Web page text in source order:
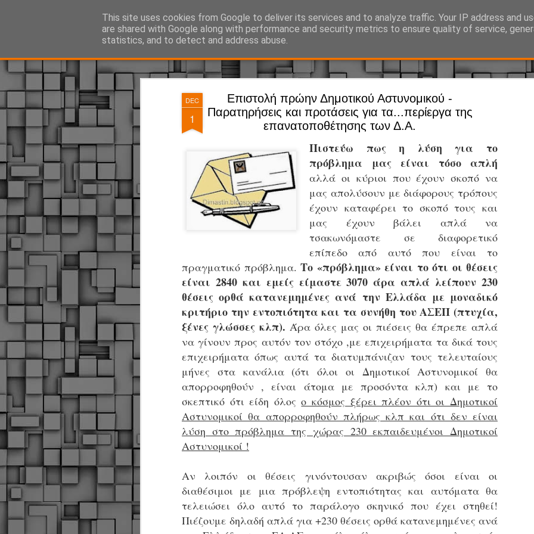
DEC
1
Επιστολή πρώην Δημοτικού Αστυνομικού -
Παρατηρήσεις και προτάσεις για τα...περίεργα της
επανατοποθέτησης των Δ.Α.
Πιστεύω πως η λύση για το
πρόβλημα μας είναι τόσο απλή
αλλά οι κύριοι που έχουν σκοπό να
μας απολύσουν με διάφορους τρόπους
έχουν καταφέρει το σκοπό τους και
μας έχουν βάλει απλά να
τσακωνόμαστε σε διαφορετικό
επίπεδο από αυτό που είναι το
πραγματικό πρόβλημα. Το «πρόβλημα» είναι το ότι οι θέσεις
είναι 2840 και εμείς είμαστε 3070 άρα απλά λείπουν 230
θέσεις ορθά κατανεμημένες ανά την Ελλάδα με μοναδικό
κριτήριο την εντοπιότητα και τα συνήθη του ΑΣΕΠ (πτυχία,
ξένες γλώσσες κλπ). Άρα όλες μας οι πιέσεις θα έπρεπε απλά
να γίνουν προς αυτόν τον στόχο ,με επιχειρήματα τα δικά τους
επιχειρήματα όπως αυτά τα διατυμπάνιζαν τους τελευταίους
μήνες στα κανάλια (ότι όλοι οι Δημοτικοί Αστυνομικοί θα
απορροφηθούν , είναι άτομα με προσόντα κλπ) και με το
σκεπτικό ότι είδη όλοςο κόσμος ξέρει πλέον ότι οι Δημοτικοί
Αστυνομικοί θα απορροφηθούν πλήρως κλπ και ότι δεν είναι
λύση στο πρόβλημα της χώρας 230 εκπαιδευμένοι Δημοτικοί
Αστυνομικοί !
Αν λοιπόν οι θέσεις γινόντουσαν ακριβώς όσοι είναι οι
διαθέσιμοι με μια πρόβλεψη εντοπιότητας και αυτόματα θα
τελειώσει όλο αυτό το παράλογο σκηνικό που έχει στηθεί!
Πιέζουμε δηλαδή απλά για +230 θέσεις ορθά κατανεμημένες ανά
This site uses cookies from Google to deliver its services and to analyze traffic. Your IP address and
are shared with Google along with performance and security metrics to ensure quality of service,
statistics, and to detect and address abuse.
ΔΗΜΟΤΙΚΗ ΑΣΤΥΝΟΜΙΑ, τα νέα! Ό, τι συμβαίνει γύρω από τη Δημοτική Αστυνομία, την τοπική
JUL
Άργος -
Με
Ξεκινά επίσημα η
Η Δημοτική Αστυνομία
καθώς από την 1η
επιχειρησιακή
παρουσία του Δήμου
χώρους.
Η νέα υπηρεσία θα
εκπαιδευμένους
ήδη ολοκληρώσει την
είναι έτοιμοι να
Στο πλαίσιο της
ολοκαίνουργια
τις περιπολίες και τις
στελεχών της υπηρεσίας.
JUN
Δήμος Κοζάνης :
Αναμνηστικά
JUN
Απολογισμός των
ελέγχων σε ιδιοκτήτες
JUN
Δημοτική Αστυνομία
Θεσσαλονίκης: Ένταση